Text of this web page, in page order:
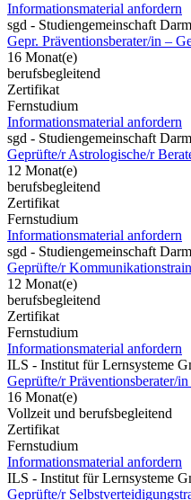
Informationsmaterial anfordern
sgd - Studiengemeinschaft
Gepr. Präventionsberater/in –
16 Monat(e)
berufsbegleitend
Zertifikat
Fernstudium
Informationsmaterial anfordern
sgd - Studiengemeinschaft
Geprüfte/r Astrologische/r
12 Monat(e)
berufsbegleitend
Zertifikat
Fernstudium
Informationsmaterial anfordern
sgd - Studiengemeinschaft
Geprüfte/r
12 Monat(e)
berufsbegleitend
Zertifikat
Fernstudium
Informationsmaterial anfordern
ILS - Institut für Lernsysteme
Geprüfte/r Präventionsberater/
16 Monat(e)
Vollzeit und berufsbegleitend
Zertifikat
Fernstudium
Informationsmaterial anfordern
ILS - Institut für Lernsysteme
Geprüfte/r